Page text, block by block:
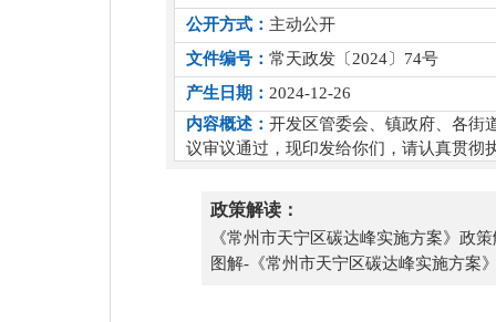
公开方式： 主动公开
文件编号： 常天政发〔2024〕74号
产生日期： 2024-12-26
内容概述： 开发区管委会、镇政府、各街
议审议通过，现印发给你们，请认真贯彻
政策解读：
《常州市天宁区碳达峰实施方案》政
图解-《常州市天宁区碳达峰实施方案